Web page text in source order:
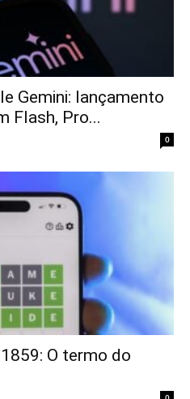
Gemini: lançamento
Flash, Pro...
0
O termo do